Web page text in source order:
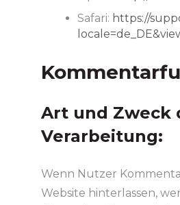
Safari: https://
Art und Zweck
Verarbeitung:
Wenn Nutzer
Website hinterlassen,